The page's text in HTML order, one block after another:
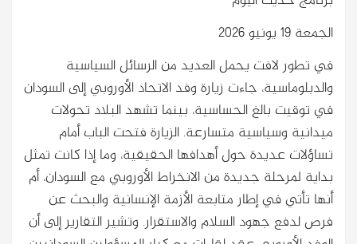
الجمعة 19 يونيو 2026
في تطور لافت يحمل العديد من الرسائل السياسية
والدبلوماسية، جاءت زيارة وفد الاتحاد الأوروبي إلى السودان
في توقيت بالغ الحساسية، بينما تشهد البلاد تحولات
ميدانية وسياسية متسارعة. الزيارة فتحت الباب أمام
تساؤلات عديدة حول أهدافها الحقيقية، وما إذا كانت تمثل
بداية لمرحلة جديدة من الانخراط الأوروبي مع السودان، أم
أنها تأتي في إطار متابعة الأزمة الإنسانية والبحث عن
فرص لدفع جهود السلام والاستقرار. وتشير التقارير إلى أن